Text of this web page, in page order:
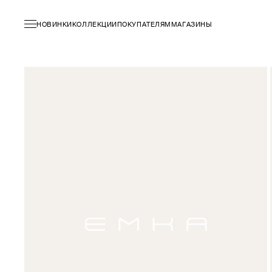
НОВИНКИКОЛЛЕКЦИИПОКУПАТЕЛЯММАГАЗИНЫ